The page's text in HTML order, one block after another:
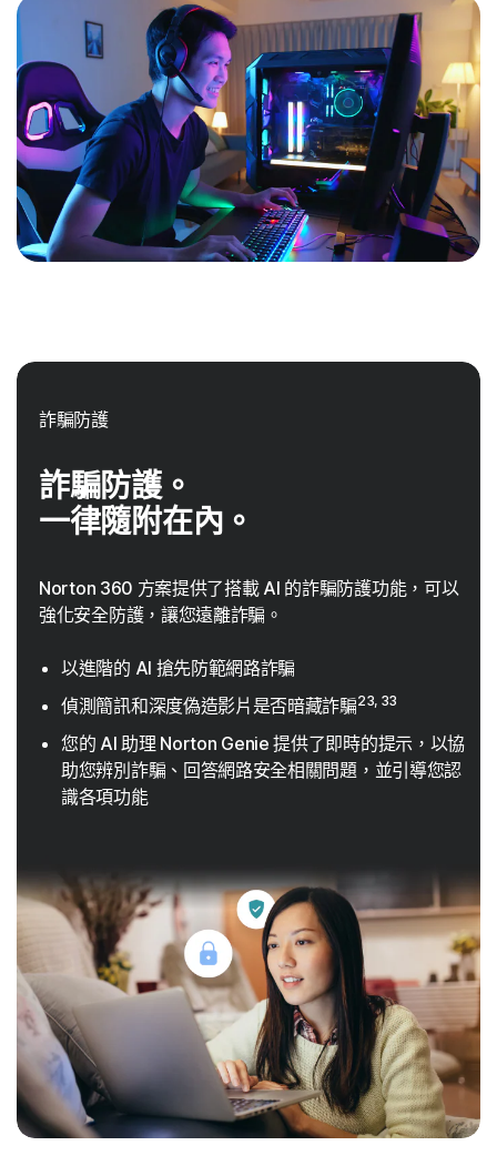
詐騙防護
詐騙防護。
一律隨附在內。
Norton 360 方案提供了搭載 AI 的詐騙防護功能，可以
強化安全防護，讓您遠離詐騙。
以進階的 AI 搶先防範網路詐騙
偵測簡訊和深度偽造影片是否暗藏詐騙23, 33
您的 AI 助理 Norton Genie 提供了即時的提示，以協
助您辨別詐騙、回答網路安全相關問題，並引導您認
識各項功能